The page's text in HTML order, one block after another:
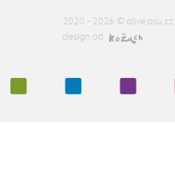
2020 - 2026 © alive.osu.cz
design od